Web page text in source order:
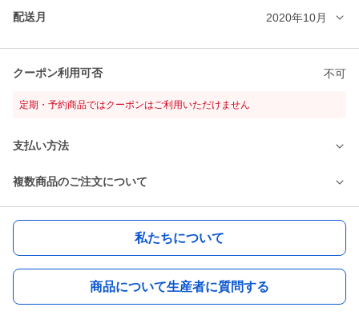
配送月 2020年10月
クーポン利用可否 不可
定期・予約商品ではクーポンはご利用いただけません
支払い方法
複数商品のご注文について
私たちについて
商品について生産者に質問する